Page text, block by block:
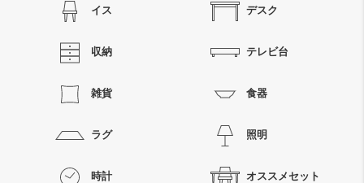
イス デスク
収納 テレビ台
雑貨 食器
ラグ 照明
時計 オススメセット